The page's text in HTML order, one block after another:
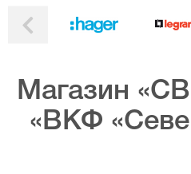
Магазин
«ВКФ